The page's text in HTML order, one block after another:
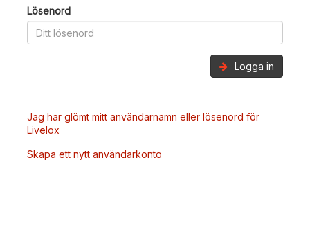
Lösenord
Logga in
Jag har glömt mitt användarnamn eller lösenord för
Livelox
Skapa ett nytt användarkonto